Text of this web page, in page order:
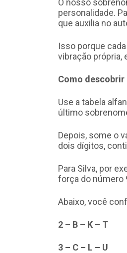
personalidade.
que auxilia no
Isso porque
vibração própria,
Como descobrir
Use a tabela
último
Depois, some o
dois dígitos,
Para Silva, por
força do número
Abaixo, você
2 – B – K – T
3 – C – L – U